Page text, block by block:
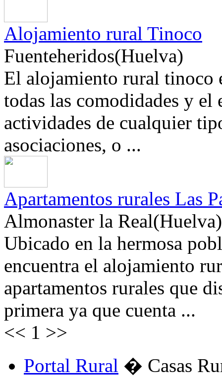
Alojamiento rural Tinoco
Fuenteheridos(Huelva)
El alojamiento rural tinoco
todas las comodidades y el
actividades de cualquier
asociaciones, o ...
Apartamentos rurales Las
Almonaster la Real(Huelva)
Ubicado en la hermosa
encuentra el alojamiento
apartamentos rurales que
primera ya que cuenta ...
<< 1 >>
Portal Rural � Casas